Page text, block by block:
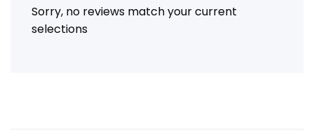
Sorry, no reviews match your current
selections